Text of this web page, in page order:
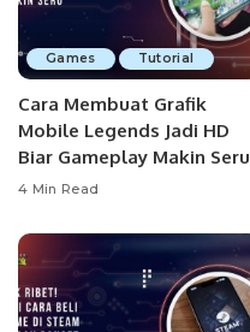
Games Tutorial
Cara Membuat Grafik
Mobile Legends Jadi HD
Biar Gameplay Makin Seru
4 Min Read